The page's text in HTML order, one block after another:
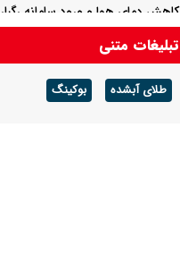
کاهش دمای هوا و ورود سامانه
یک فوتی و سه مصدوم در پی انفجار
سی ان جی
تبلیغات متنی
طلای آبشده بوکینگ